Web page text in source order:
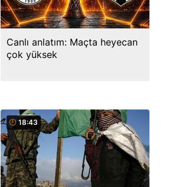
Canlı anlatım: Maçta heyecan
çok yüksek
18:43